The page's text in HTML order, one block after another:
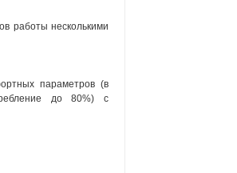
работы несколькими
параметров (в
до 80%) с